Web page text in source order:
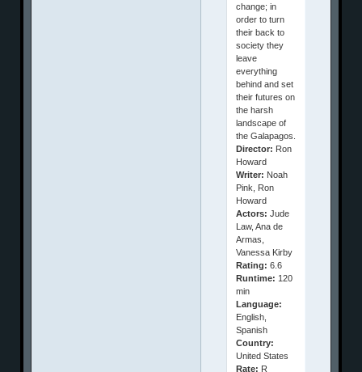
change; in
order to turn
their back to
society they
leave
everything
behind and set
their futures on
the harsh
landscape of
the Galapagos.
Director: Ron
Howard
Writer: Noah
Pink, Ron
Howard
Actors: Jude
Law, Ana de
Armas,
Vanessa Kirby
Rating: 6.6
Runtime: 120
min
Language:
English,
Spanish
Country:
United States
Rate: R